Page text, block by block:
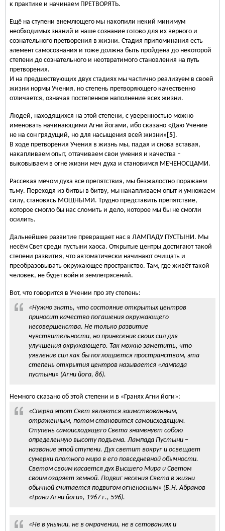
к практике и начинаем ПРЕТВОРЯТЬ.
Ещё на ступени внемлющего мы накопили некий минимум
необходимых знаний и наше сознание готово для их верного и
сознательного претворения в жизни. Стадия припоминания есть
элемент самосознания и тоже должна быть пройдена до некоторой
степени до сознательного и неотвратимого становления на путь
претворения.
И на предшествующих двух стадиях мы частично реализуем в своей
жизни нормы Учения, но степень претворяющего качественно
отличается, означая постепенное наполнение всех жизни.
Людей, находящихся на этой степени, с уверенностью можно
именовать начинающими Агни йогами, ибо сказано «Даю Учение
не на сон грядущий, но для насыщения всей жизни» [5] .
В ходе претворения Учения в жизнь мы, падая и снова вставая,
накапливаем опыт, оттачиваем свои умения и качества –
выковываем в огне жизни меч духа и становимся МЕЧЕНОСЦАМИ.
Рассекая мечом духа все препятствия, мы безжалостно поражаем
тьму. Переходя из битвы в битву, мы накапливаем опыт и умножаем
силу, становясь МОЩНЫМИ. Трудно представить препятствие,
которое смогло бы нас сломить и дело, которое мы бы не смогли
осилить.
Дальнейшее развитие превращает нас в ЛАМПАДУ ПУСТЫНИ. Мы
несём Свет среди пустыни хаоса. Открытые центры достигают такой
степени развития, что автоматически начинают очищать и
преобразовывать окружающее пространство. Там, где живёт такой
человек, не будет войн и землетрясений.
Вот, что говорится в Учении про эту степень:
«Нужно знать, что состояние открытых центров
приносит качество погашения окружающего
несовершенства. Не только развитие
чувствительности, но принесение своих сил для
улучшения окружающего. Так можно заметить, что
уявление сил как бы поглощается пространством, эта
степень открытия центров называется «лампада
пустыни» (Агни йога, 86).
Немного сказано об этой степени и в «Гранях Агни йоги»:
«Сперва этот Свет является заимствованным,
отраженным, потом становится самоисходящим.
Ступень самоисходящего Света знаменует собою
определенную высоту подъема. Лампада Пустыни –
название этой ступени. Дух светит вокруг и освещает
сумерки плотного мира в его повседневной обычности.
Светом своим касается дух Высшего Мира и Светом
своим озаряет земной. Подвиг несения Света в жизни
обычной считается подвигом огненосным» (Б.Н. Абрамов
«Грани Агни йоги», 1967 г., 596).
«Не в унынии, не в омрачении, не в сетованиях и